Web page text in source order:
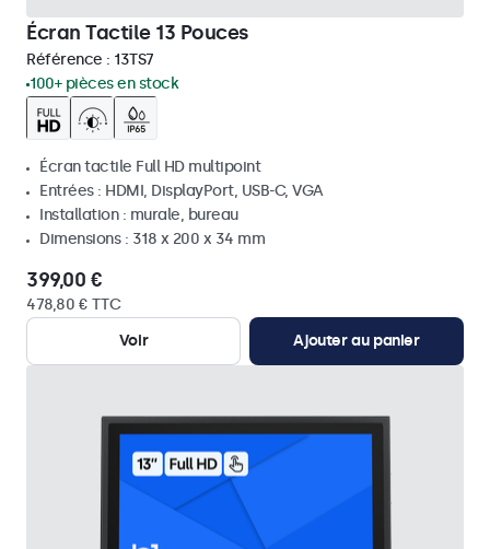
Écran Tactile 13 Pouces
Référence : 13TS7
100+ pièces en stock
Écran tactile Full HD multipoint
Entrées : HDMI, DisplayPort, USB-C, VGA
Installation : murale, bureau
Dimensions : 318 x 200 x 34 mm
399,00 €
478,80 € TTC
Voir
Ajouter au panier